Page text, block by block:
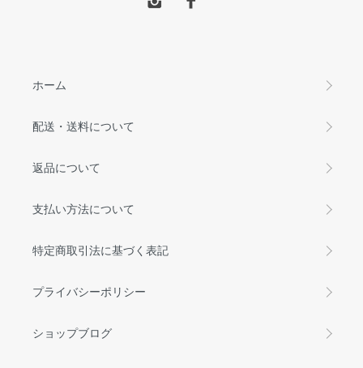
ホーム
配送・送料について
返品について
支払い方法について
特定商取引法に基づく表記
プライバシーポリシー
ショップブログ